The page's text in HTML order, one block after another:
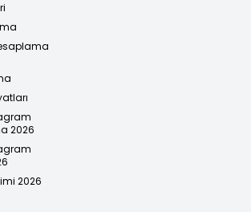
2026
2026